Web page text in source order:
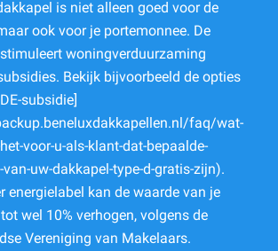
is niet alleen goed voor de
ook voor je portemonnee. De
woningverduurzaming
Bekijk bijvoorbeeld de opties
subsidie]
faq/wat-
voor-u-als-klant-dat-bepaalde-
van-uw-dakkapel-type-d-gratis-zijn).
energielabel kan de waarde van je
wel 10% verhogen, volgens de
Vereniging van Makelaars.